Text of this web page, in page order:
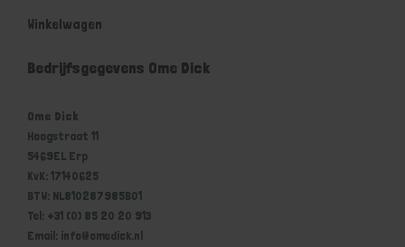
Winkelwagen
Bedrijfsgegevens Ome Dick
Ome Dick
Hoogstraat 11
5469EL Erp
KvK: 17140625
BTW: NL810287985B01
Tel: +31 (0) 85 20 20 913
Email: info@omedick.nl